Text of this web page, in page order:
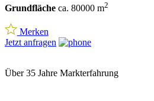
Grundfläche ca. 80000 m2
Merken
Jetzt anfragen
Über 35 Jahre Markterfahrung